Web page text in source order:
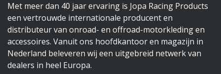
Met meer dan 40 jaar ervaring is Jopa Racing Products
een vertrouwde internationale producent en
distributeur van onroad- en offroad-motorkleding en
accessoires. Vanuit ons hoofdkantoor en magazijn in
Nederland beleveren wij een uitgebreid netwerk van
dealers in heel Europa.